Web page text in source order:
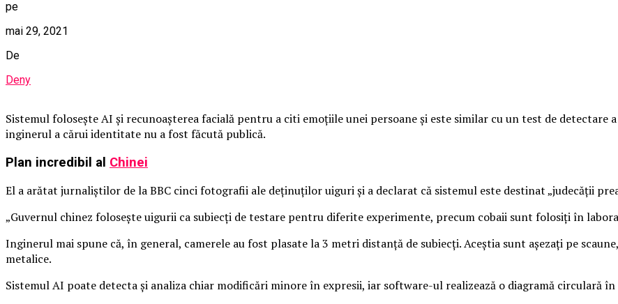
pe
mai 29, 2021
De
Deny
Sistemul folosește AI și recunoașterea facială pentru a citi emoțiile unei persoane și este similar cu un test de detectare
inginerul a cărui identitate nu a fost făcută publică.
Plan incredibil al Chinei
El a arătat jurnaliștilor de la BBC cinci fotografii ale deținuților uiguri și a declarat că sistemul este destinat „judecății
„Guvernul chinez folosește uigurii ca subiecți de testare pentru diferite experimente, precum cobaii sunt folosiți în
Inginerul mai spune că, în general, camerele au fost plasate la 3 metri distanță de subiecți. Aceștia sunt așezați pe
metalice.
Sistemul AI poate detecta și analiza chiar modificări minore în expresii, iar software-ul realizează o diagramă circulară